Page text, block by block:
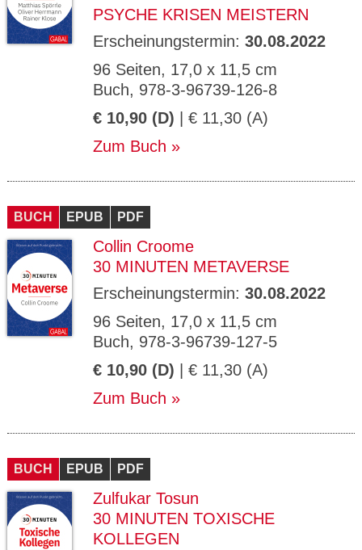
PSYCHE KRISEN MEISTERN
Erscheinungstermin: 30.08.2022
96 Seiten, 17,0 x 11,5 cm
Buch, 978-3-96739-126-8
€ 10,90 (D) | € 11,30 (A)
Zum Buch
BUCH EPUB PDF
Collin Croome
30 MINUTEN METAVERSE
Erscheinungstermin: 30.08.2022
96 Seiten, 17,0 x 11,5 cm
Buch, 978-3-96739-127-5
€ 10,90 (D) | € 11,30 (A)
Zum Buch
BUCH EPUB PDF
Zulfukar Tosun
30 MINUTEN TOXISCHE
KOLLEGEN